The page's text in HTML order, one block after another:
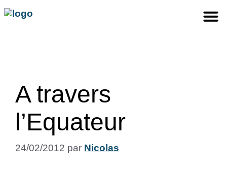
A travers
l’Equateur
24/02/2012 par Nicolas